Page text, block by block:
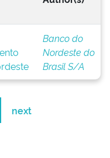
Banco do
Nordeste do
Brasil S/A
next